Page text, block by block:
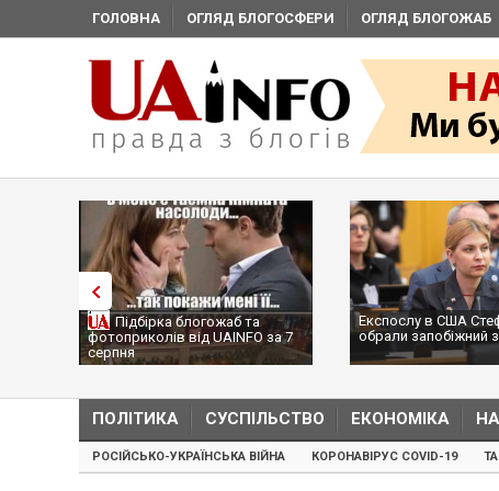
ГОЛОВНА ОГЛЯД БЛОГОСФЕРИ ОГЛЯД БЛОГОЖАБ
Підбірка блогожаб та
фотоприколів від UAINFO за 7
серпня
Експослу в США
обрали запобіжний
ПОЛІТИКА СУСПІЛЬСТВО ЕКОНОМІКА
РОСІЙСЬКО-УКРАЇНСЬКА ВІЙНА КОРОНАВІРУС COVID-19